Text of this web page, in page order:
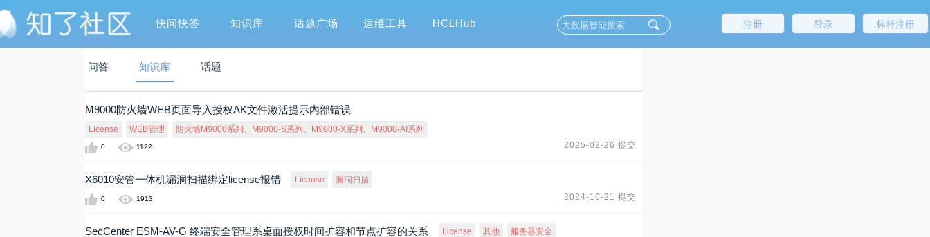
快问快答 知识库 话题广场 运维工具 HCLHub 标杆注册
登录
注册
问答 知识库 话题
M9000防火墙WEB页面导入授权AK文件激活提示内部错误
License WEB管理 防火墙M9000系列、M9000-S系列、M9000-X系列、M9000-AI系列
0 1122 2025-02-26 提交
X6010安管一体机漏洞扫描绑定license报错 License 漏洞扫描
0 1913 2024-10-21 提交
SecCenter ESM-AV-G 终端安全管理系桌面授权时间扩容和节点扩容的关系 License 其他 服务器安全